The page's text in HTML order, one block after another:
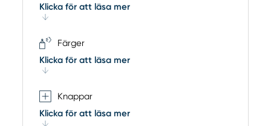
Klicka för att läsa mer
Färger
Klicka för att läsa mer
Knappar
Klicka för att läsa mer